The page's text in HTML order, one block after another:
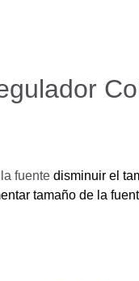
fuente disminuir el
tamaño de la